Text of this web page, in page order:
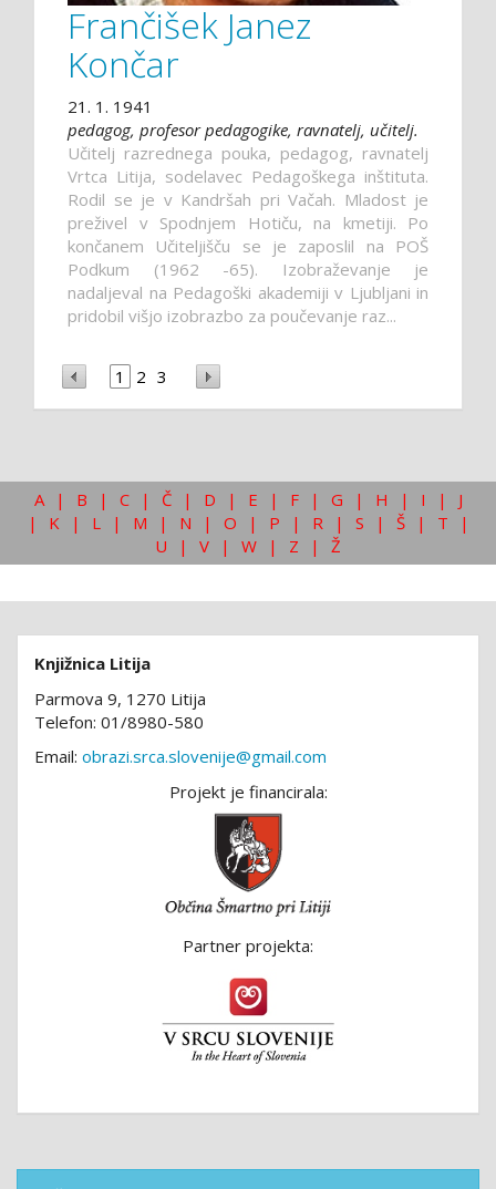
Frančišek Janez
Končar
21. 1. 1941
pedagog, profesor pedagogike, ravnatelj, učitelj.
Učitelj razrednega pouka, pedagog, ravnatelj
Vrtca Litija, sodelavec Pedagoškega inštituta.
Rodil se je v Kandršah pri Vačah. Mladost je
preživel v Spodnjem Hotiču, na kmetiji. Po
končanem Učiteljišču se je zaposlil na POŠ
Podkum (1962 -65). Izobraževanje je
nadaljeval na Pedagoški akademiji v Ljubljani in
pridobil višjo izobrazbo za poučevanje raz...
1 2 3
A | B | C | Č | D | E | F | G | H | I |
J
|
K | L | M | N | O | P | R | S | Š | T
|
U
| V | W | Z | Ž
Knjižnica Litija
Parmova 9, 1270 Litija
Telefon: 01/8980-580
Email: obrazi.srca.slovenije@gmail.com
Projekt je financirala:
Partner projekta: